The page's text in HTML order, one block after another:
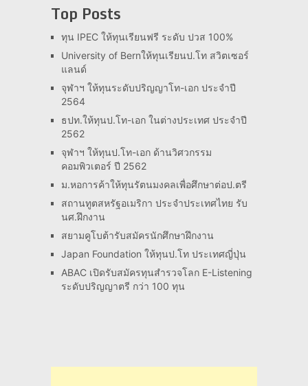
Top Posts
ทุน IPEC ให้ทุนเรียนฟรี ระดับ ปวส 100%
University of Bernให้ทุนเรียนป.โท สวิตเซอร์
แลนด์
จุฬาฯ ให้ทุนระดับปริญญาโท-เอก ประจำปี
2564
ธปท.ให้ทุนป.โท-เอก ในต่างประเทศ ประจำปี
2562
จุฬาฯ ให้ทุนป.โท-เอก ด้านวิศวกรรม
คอมพิวเตอร์ ปี 2562
ม.หอการค้าให้ทุนรัตนมงคลเพื่อศึกษาต่อป.ตรี
สถานทูตสหรัฐอเมริกา ประจำประเทศไทย รับ
นศ.ฝึกงาน
สยามคูโบต้ารับสมัครนักศึกษาฝึกงาน
Japan Foundation ให้ทุนป.โท ประเทศญี่ปุ่น
ABAC เปิดรับสมัครทุนสำรวจโลก E-Listening
ระดับปริญญาตรี กว่า 100 ทุน